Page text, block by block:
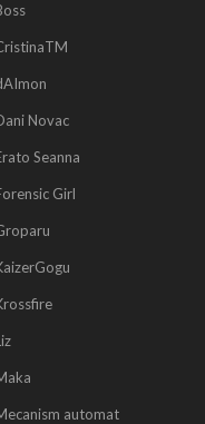
Novac
Seanna
Girl
automat